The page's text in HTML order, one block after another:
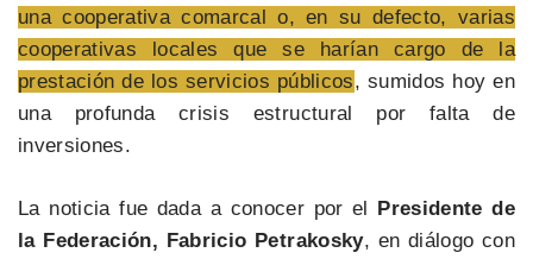
una cooperativa comarcal o, en su defecto, varias
cooperativas locales que se harían cargo de la
prestación de los servicios públicos, sumidos hoy en
una profunda crisis estructural por falta de
inversiones.
La noticia fue dada a conocer por el Presidente de
la Federación, Fabricio Petrakosky, en diálogo con